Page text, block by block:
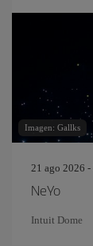
Imagen: Gallks
21 ago 2026
NeYo
Intuit Dome